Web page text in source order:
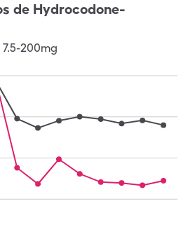
de Hydrocodone-
7.5-200mg